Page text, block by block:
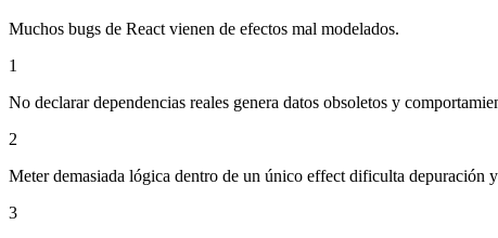
Muchos bugs de React vienen de efectos mal modelados.
1
No declarar dependencias reales genera datos obsoletos y
2
Meter demasiada lógica dentro de un único effect dificulta depuración
3